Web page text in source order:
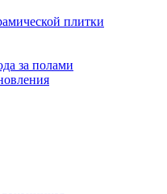
плитки
за полами